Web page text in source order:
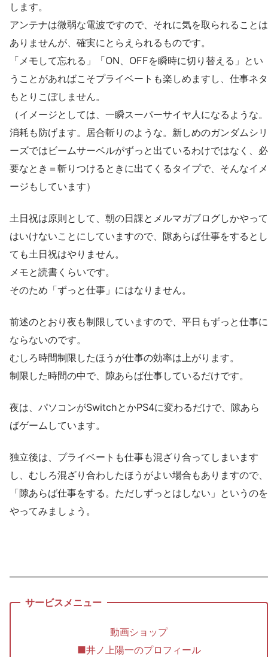
します。
アンテナは微弱な電波ですので、それに気を取られることは
ありませんが、確実にとらえられるものです。
「メモして忘れる」「ON、OFFを瞬時に切り替える」とい
うことがあればこそプライベートも楽しめますし、仕事ネタ
もとりこぼしません。
（イメージとしては、一瞬スーパーサイヤ人になるような。
消耗も防げます。居合斬りのような。新しめのガンダムシリ
ーズではビームサーベルがずっと出ているわけではなく、必
要なとき＝斬りつけるときに出てくるタイプで、そんなイメ
ージもしています）
土日祝は原則として、朝の日課とメルマガブログしかやって
はいけないことにしていますので、隙あらば仕事をするとし
ても土日祝はやりません。
メモと読書くらいです。
そのため「ずっと仕事」にはなりません。
前述のとおり夜も制限していますので、平日もずっと仕事に
ならないのです。
むしろ時間制限したほうが仕事の効率は上がります。
制限した時間の中で、隙あらば仕事しているだけです。
夜は、パソコンがSwitchとかPS4に変わるだけで、隙あら
ばゲームしています。
独立後は、プライベートも仕事も混ざり合ってしまいます
し、むしろ混ざり合わしたほうがよい場合もありますので、
「隙あらば仕事をする。ただしずっとはしない」というのを
やってみましょう。
動画ショップ
■井ノ上陽一のプロフィール